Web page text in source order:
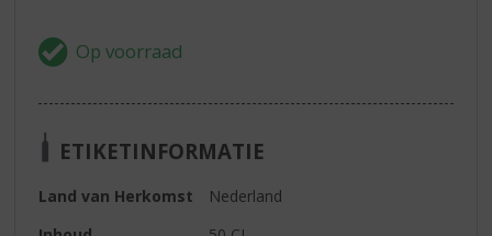
ETIKETINFORMATIE
Land van Herkomst
Nederland